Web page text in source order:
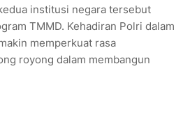
institusi negara tersebut
TMMD. Kehadiran Polri dalam
memperkuat rasa
royong dalam membangun